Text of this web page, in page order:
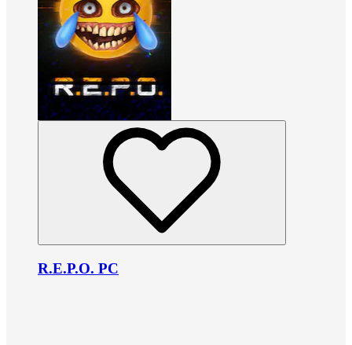
R.E.P.O. PC